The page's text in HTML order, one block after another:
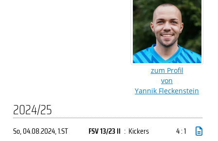
zum Profil
von
Yannik Fleckenstein
2024/25
So, 04.08.2024, 1.ST FSV 13/23 II : Kickers
4 : 1